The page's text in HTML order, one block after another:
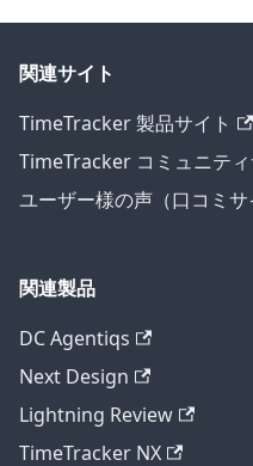
関連サイト
TimeTracker 製品サイト
TimeTracker コミュニテ
ユーザー様の声（口コミサ
関連製品
DC Agentiqs
Next Design
Lightning Review
TimeTracker NX